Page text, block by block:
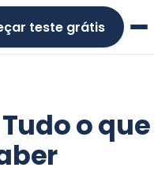
teste grátis
o que